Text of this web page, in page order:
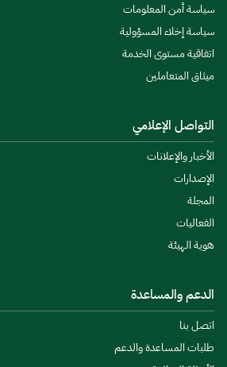
سياسة أمن المعلومات
سياسة إخلاء المسؤولية
اتفاقية مستوى الخدمة
ميثاق المتعاملين
التواصل الإعلامي
الأخبار والإعلانات
الإصدارات
المجلة
الفعاليات
هوية الهيئة
الدعم والمساعدة
اتصل بنا
طلبات المساعدة والدعم